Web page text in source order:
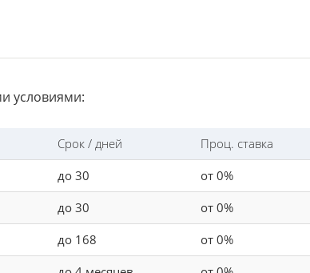
условиями:
Срок / дней
Проц. ставка
до 30
от 0%
до 30
от 0%
до 168
от 0%